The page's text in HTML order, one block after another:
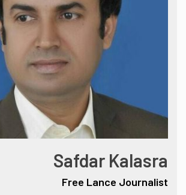
Safdar Kalasra
Free Lance Journalist